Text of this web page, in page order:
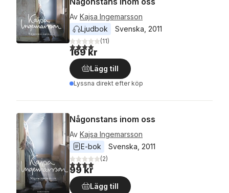
Av Kajsa Ingemarsson
Ljudbok
Svenska 2011
4,0utav 5 stjärnor. Totalt antal röster:
(11)
169 kr
Lägg till
Lyssna direkt efter köp
Någonstans inom oss
Av Kajsa Ingemarsson
E-bok
Svenska 2011
4,0utav 5 stjärnor. Totalt antal röster:
(2)
99 kr
Lägg till